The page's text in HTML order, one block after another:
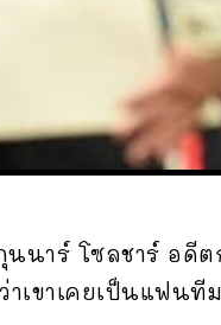
นนาร์ โซลชาร์ อดี
เขาเคยเป็นแฟน